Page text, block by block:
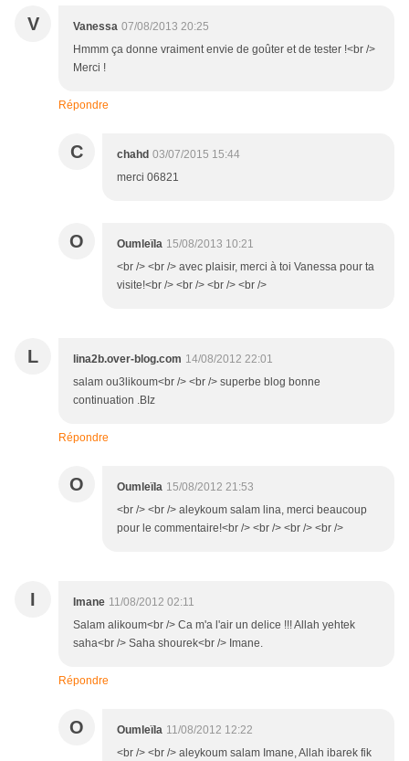
V Vanessa 07/08/2013 20:25
Hmmm ça donne vraiment envie de goûter et de tester !<br />
Merci !
Répondre
C chahd 03/07/2015 15:44
merci 06821
O Oumleïla 15/08/2013 10:21
<br /> <br /> avec plaisir, merci à toi Vanessa pour ta
visite!<br /> <br /> <br /> <br />
L lina2b.over-blog.com 14/08/2012 22:01
salam ou3likoum<br /> <br /> superbe blog bonne
continuation .BIz
Répondre
O Oumleïla 15/08/2012 21:53
<br /> <br /> aleykoum salam lina, merci beaucoup
pour le commentaire!<br /> <br /> <br /> <br />
I Imane 11/08/2012 02:11
Salam alikoum<br /> Ca m'a l'air un delice !!! Allah yehtek
saha<br /> Saha shourek<br /> Imane.
Répondre
O Oumleïla 11/08/2012 12:22
<br /> <br /> aleykoum salam Imane, Allah ibarek fik